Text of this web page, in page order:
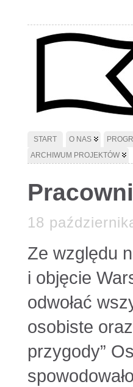
START O NAS
ARCHIWUM PROJEKTÓW
18
Ze względu
i objęcie
odwołać
osobiste
przygody”